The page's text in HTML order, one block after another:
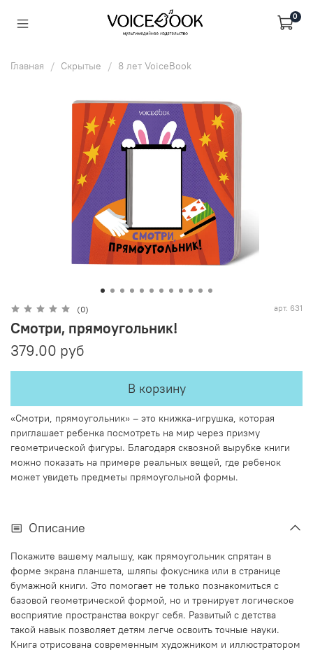
0
Главная Скрытые 8 лет VoiceBook
(0) арт. 631
Смотри, прямоугольник!
379.00 руб
В корзину
«Смотри, прямоугольник» – это книжка-игрушка, которая
приглашает ребенка посмотреть на мир через призму
геометрической фигуры. Благодаря сквозной вырубке книги
можно показать на примере реальных вещей, где ребенок
может увидеть предметы прямоугольной формы.
Описание
Покажите вашему малышу, как прямоугольник спрятан в
форме экрана планшета, шляпы фокусника или в странице
бумажной книги. Это помогает не только познакомиться с
базовой геометрической формой, но и тренирует логическое
восприятие пространства вокруг себя. Развитый с детства
такой навык позволяет детям легче освоить точные науки.
Книга отрисована современным художником и иллюстратором